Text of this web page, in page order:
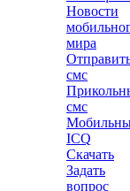
Новости
мира
смс
смс
ICQ
Скачать
Задать
вопрос